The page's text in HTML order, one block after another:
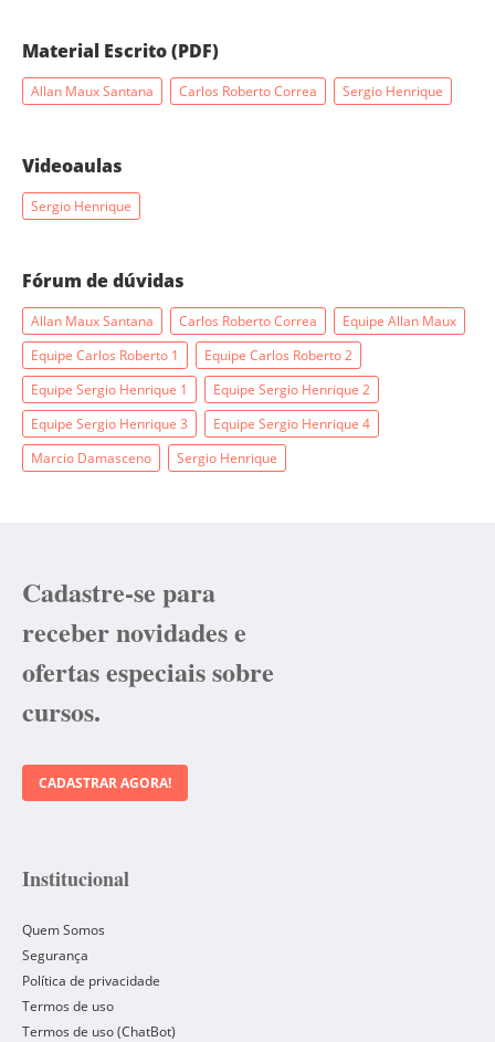
Material Escrito (PDF)
Allan Maux Santana Carlos Roberto Correa Sergio Henrique
Videoaulas
Sergio Henrique
Fórum de dúvidas
Allan Maux Santana Carlos Roberto Correa
Equipe Allan Maux
Equipe Carlos Roberto 1
Equipe Carlos Roberto 2
Equipe Sergio Henrique 1
Equipe Sergio Henrique 2
Equipe Sergio Henrique 3
Equipe Sergio Henrique 4
Marcio Damasceno
Sergio Henrique
Cadastre-se para
receber novidades e
ofertas especiais sobre
cursos.
CADASTRAR AGORA!
Institucional
Quem Somos
Segurança
Política de privacidade
Termos de uso
Termos de uso (ChatBot)